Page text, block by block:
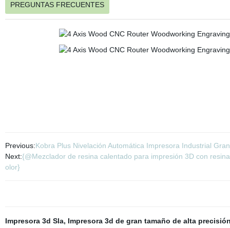
PREGUNTAS FRECUENTES
Previous:Kobra Plus Nivelación Automática Impresora Industrial
Next:{@Mezclador de resina calentado para impresión 3D con
olor}
Impresora 3d Sla, Impresora 3d de gran tamaño de alta